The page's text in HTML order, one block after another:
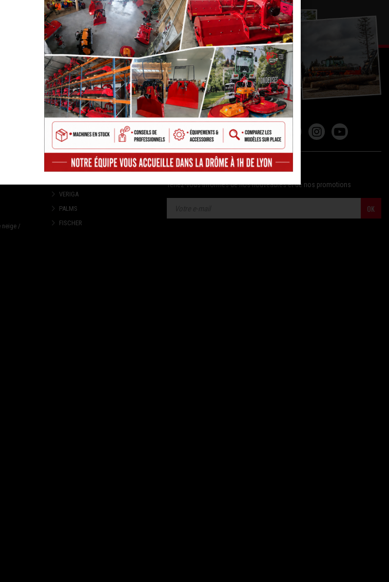
neige /
NOS MARQUES
COLLINO
KRPAN
MFA
FBC
JUNKKARI
TEHNOS
VERIGA
PALMS
FISCHER
REJOIGNEZ
LA COMMUNAUTÉ MFA !
NEWSLETTER
Tenez-vous informés de nos nouveautés et de nos promotions
OK